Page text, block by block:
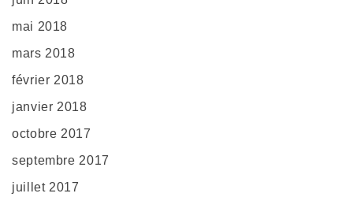
mai 2018
mars 2018
février 2018
janvier 2018
octobre 2017
septembre 2017
juillet 2017